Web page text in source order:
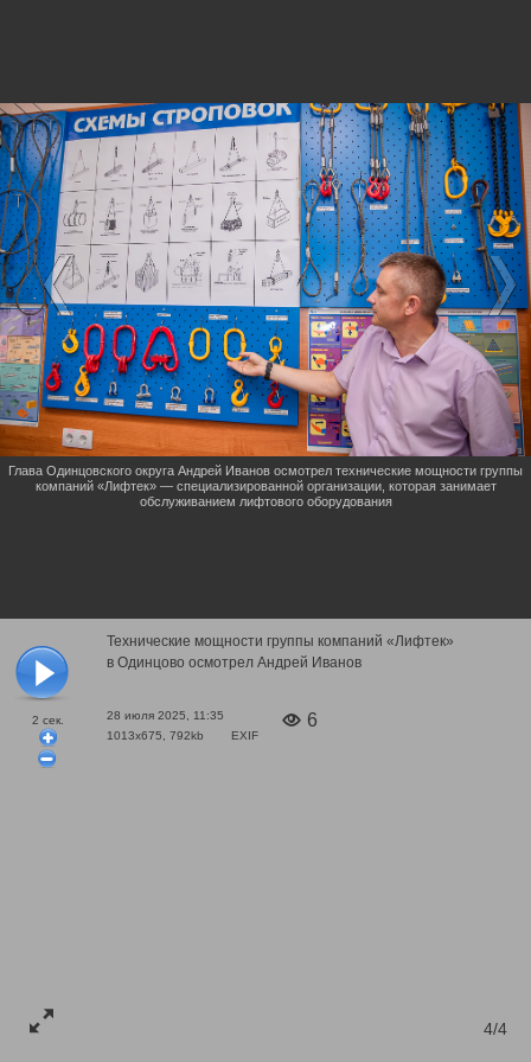
2 сек.
Технические мощности группы компаний «Лифтек»
в Одинцово осмотрел Андрей Иванов
28 июля 2025, 11:35
1013x675, 792kb
EXIF
6
4/4
Глава Одинцовского округа Андрей Иванов осмотрел технические мощности группы
компаний «Лифтек» — специализированной организации, которая занимает
обслуживанием лифтового оборудования